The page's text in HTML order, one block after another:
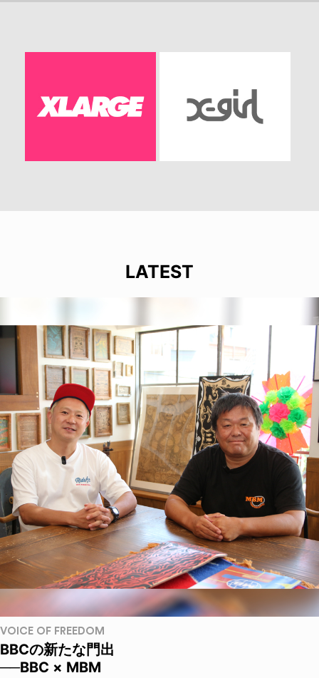
LATEST
VOICE OF FREEDOM
BBCの新たな門出
──BBC × MBM